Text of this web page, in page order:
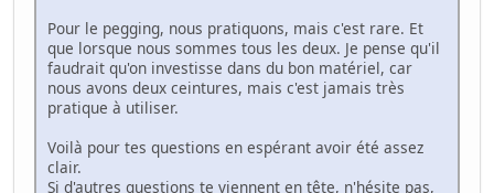
Pour le pegging, nous pratiquons, mais c'est rare. Et
que lorsque nous sommes tous les deux. Je pense qu'il
faudrait qu'on investisse dans du bon matériel, car
nous avons deux ceintures, mais c'est jamais très
pratique à utiliser.
Voilà pour tes questions en espérant avoir été assez
clair.
Si d'autres questions te viennent en tête, n'hésite pas,